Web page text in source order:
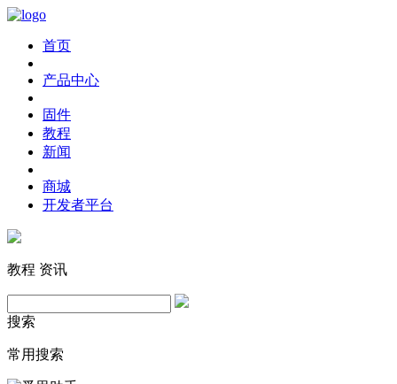
首页
产品中心
固件
教程
新闻
商城
开发者平台
教程 资讯
搜索
常用搜索